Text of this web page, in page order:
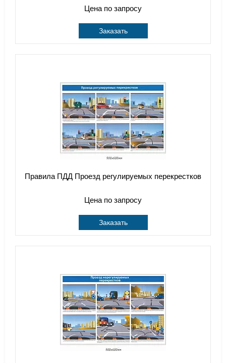
Цена по запросу
Заказать
Правила ПДД Проезд регулируемых перекрестков
Цена по запросу
Заказать